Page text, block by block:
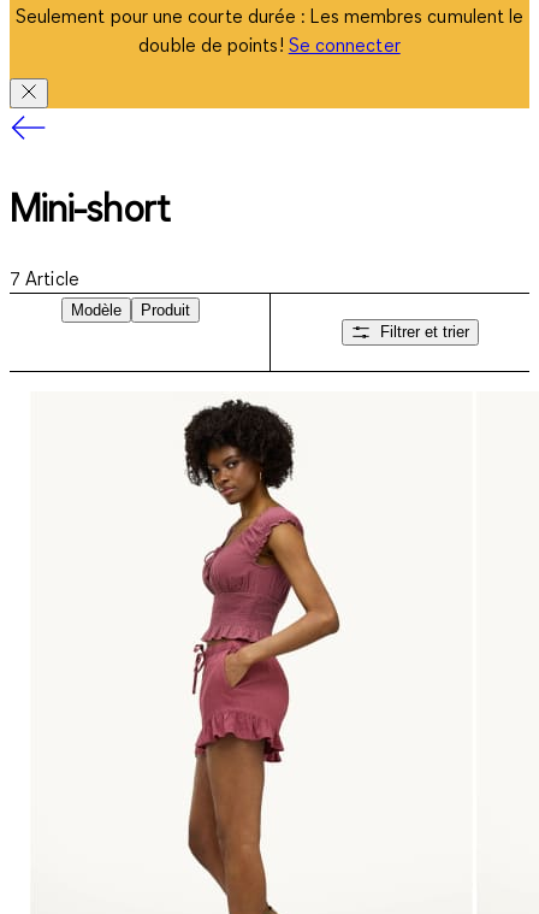
Seulement pour une courte durée : Les membres cumulent le
double de points! Se connecter
Mini-short
7 Article
Modèle
Produit
Filtrer et trier